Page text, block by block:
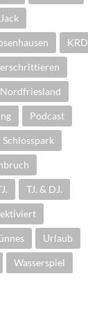
Jack
KRD
Nordfriesland
Podcast
Schlosspark
TJ. & DJ.
Urlaub
Wasserspiel